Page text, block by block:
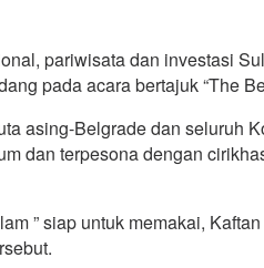
pariwisata dan investasi
pada acara bertajuk “The
asing-Belgrade dan seluruh
dan terpesona dengan
” siap untuk memakai,